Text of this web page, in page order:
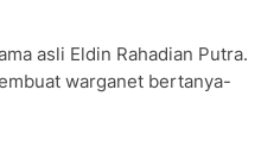
asli Eldin Rahadian Putra.
warganet bertanya-